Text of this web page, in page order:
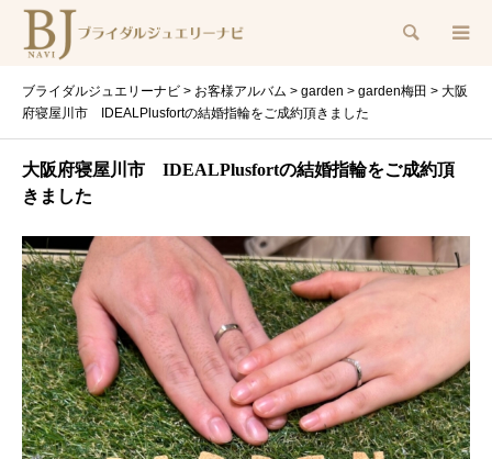
検索
ブライダルジュエリーナビ > お客様アルバム > garden > garden梅田 > 大阪
府寝屋川市 IDEALPlusfortの結婚指輪をご成約頂きました
大阪府寝屋川市 IDEALPlusfortの結婚指輪をご成約頂
きました